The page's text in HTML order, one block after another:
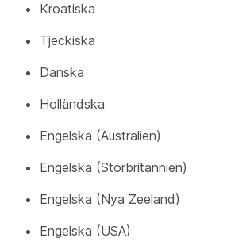
Kroatiska
Tjeckiska
Danska
Holländska
Engelska (Australien)
Engelska (Storbritannien)
Engelska (Nya Zeeland)
Engelska (USA)